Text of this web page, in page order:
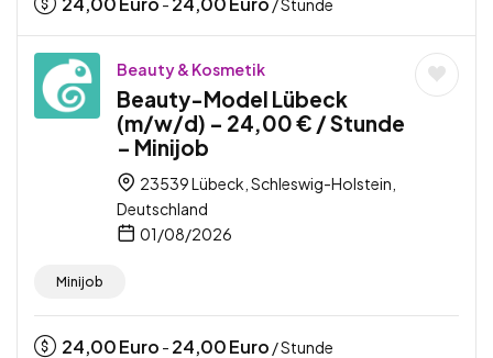
- / Stunde
Beauty & Kosmetik
Beauty-Model Lübeck
(m/w/d) – 24,00 € / Stunde
– Minijob
23539 Lübeck, Schleswig-Holstein,
Deutschland
01/08/2026
Minijob
24,00Euro - 24,00Euro / Stunde